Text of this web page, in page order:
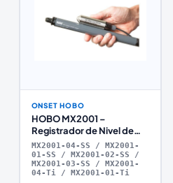
ONSET HOBO
HOBO MX2001 –
Registrador de Nivel de
Agua con Comunicación
Bluetooth
MX2001-04-SS / MX2001-
01-SS / MX2001-02-SS /
MX2001-03-SS / MX2001-
04-Ti / MX2001-01-Ti